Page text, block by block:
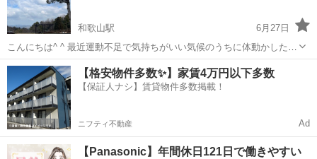
和歌山駅
6月27日
こんにちは^ ^ 最近運動不足で気持ちがいい気候のうちに体動かしたぁ
ーいと思っています⤴️⤴️ 屋外でバトミントンできるサークル作りたいで
す💡💡 誰か興味のある方コメント・メッセよろしくお願いします^ ^
和歌山 岩出市 和歌山駅 バドミントン バトミントン
【格安物件多数✨】家賃4万円以下多数
【保証人ナシ】賃貸物件多数掲載！
ニフティ不動産 Ad
【Panasonic】年間休日121日で働きやすい